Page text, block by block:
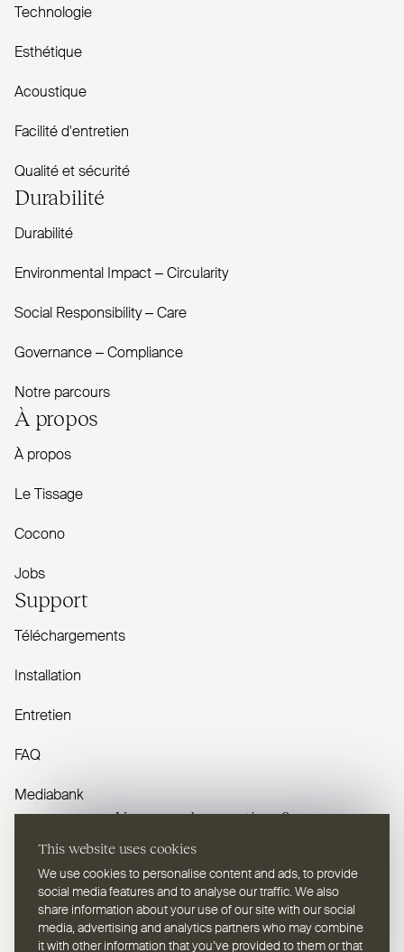
This website uses cookies
We use cookies to personalise content and ads, to provide
social media features and to analyse our traffic. We also
share information about your use of our site with our social
media, advertising and analytics partners who may combine
it with other information that you’ve provided to them or that
Technologie
Esthétique
Acoustique
Facilité d'entretien
Qualité et sécurité
Durabilité
Durabilité
Envi­ronmental Impact – Cir­cularity
Social Responsibility – Care
Governance – Com­pliance
Notre parcours
À propos
À propos
Le Tissage
Cocono
Jobs
Support
Téléchargements
Installation
Entretien
FAQ
Mediabank
Vous avez des questions ?